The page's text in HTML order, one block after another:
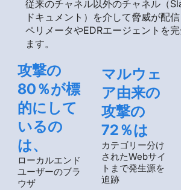
従来のチャネル以外のチャネル（
ドキュメント）を介して脅威が配
ペリメータやEDRエージェントを
ます。
攻撃の
80％が標
的にして
いるの
は、
ローカルエンド
ユーザーのブラ
ウザ
マルウェ
ア由来の
攻撃の
72％は
カテゴリー分け
されたWebサイ
トまで発生源を
追跡